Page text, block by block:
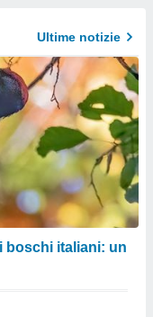
Ultime notizie
boschi italiani: un